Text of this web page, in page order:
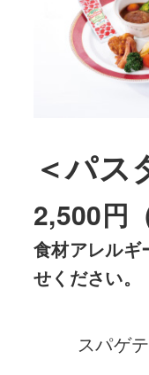
＜パス
2,500円
食材アレルギ
せください。
スパゲ